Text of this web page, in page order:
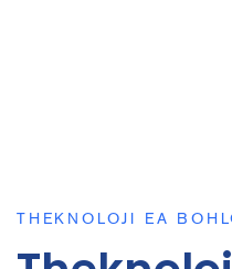
THEKNOLOJI EA